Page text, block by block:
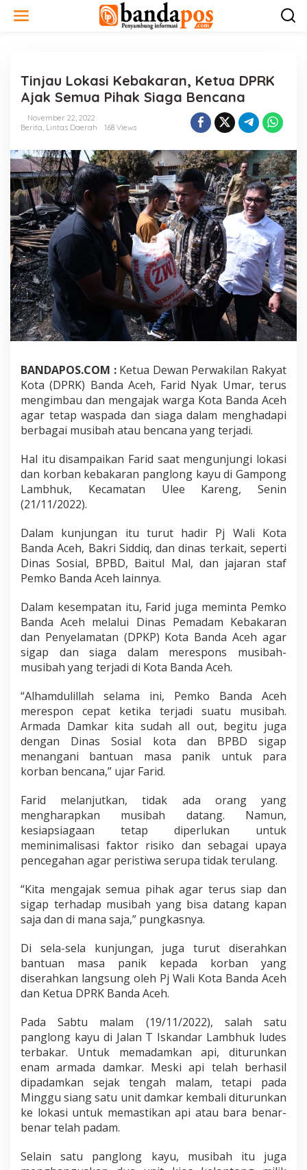
Tinjau Lokasi Kebakaran, Ketua DPRK
Ajak Semua Pihak Siaga Bencana
November 22, 2022
Berita, Lintas Daerah 168 Views
BANDAPOS.COM :Ketua Dewan Perwakilan Rakyat
Kota (DPRK) Banda Aceh, Farid Nyak Umar, terus
mengimbau dan mengajak warga Kota Banda Aceh
agar tetap waspada dan siaga dalam menghadapi
berbagai musibah atau bencana yang terjadi.
Hal itu disampaikan Farid saat mengunjungi lokasi
dan korban kebakaran panglong kayu di Gampong
Lambhuk, Kecamatan Ulee Kareng, Senin
(21/11/2022).
Dalam kunjungan itu turut hadir Pj Wali Kota
Banda Aceh, Bakri Siddiq, dan dinas terkait, seperti
Dinas Sosial, BPBD, Baitul Mal, dan jajaran staf
Pemko Banda Aceh lainnya.
Dalam kesempatan itu, Farid juga meminta Pemko
Banda Aceh melalui Dinas Pemadam Kebakaran
dan Penyelamatan (DPKP) Kota Banda Aceh agar
sigap dan siaga dalam merespons musibah-
musibah yang terjadi di Kota Banda Aceh.
“Alhamdulillah selama ini, Pemko Banda Aceh
merespon cepat ketika terjadi suatu musibah.
Armada Damkar kita sudah all out, begitu juga
dengan Dinas Sosial kota dan BPBD sigap
menangani bantuan masa panik untuk para
korban bencana,” ujar Farid.
Farid melanjutkan, tidak ada orang yang
mengharapkan musibah datang. Namun,
kesiapsiagaan tetap diperlukan untuk
meminimalisasi faktor risiko dan sebagai upaya
pencegahan agar peristiwa serupa tidak terulang.
“Kita mengajak semua pihak agar terus siap dan
sigap terhadap musibah yang bisa datang kapan
saja dan di mana saja,” pungkasnya.
Di sela-sela kunjungan, juga turut diserahkan
bantuan masa panik kepada korban yang
diserahkan langsung oleh Pj Wali Kota Banda Aceh
dan Ketua DPRK Banda Aceh.
Pada Sabtu malam (19/11/2022), salah satu
panglong kayu di Jalan T Iskandar Lambhuk ludes
terbakar. Untuk memadamkan api, diturunkan
enam armada damkar. Meski api telah berhasil
dipadamkan sejak tengah malam, tetapi pada
Minggu siang satu unit damkar kembali diturunkan
ke lokasi untuk memastikan api atau bara benar-
benar telah padam.
Selain satu panglong kayu, musibah itu juga